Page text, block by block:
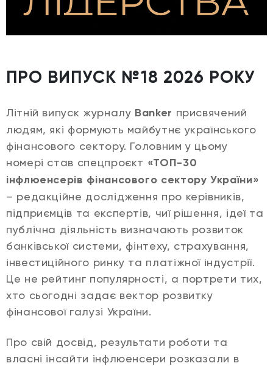
ПРО ВИПУСК №18 2026 РОКУ
Літній випуск журналу Banker присвячений
людям, які формують майбутнє українського
фінансового сектору. Головним у цьому
номері став спецпроєкт «ТОП-30
інфлюенсерів фінансового сектору України»
– редакційне дослідження про керівників,
підприємців та експертів, чиї рішення, ідеї та
публічна діяльність визначають розвиток
банківської системи, фінтеху, страхування,
інвестиційного ринку та платіжної індустрії.
Це не рейтинг популярності, а портрети тих,
хто сьогодні задає вектор розвитку
фінансової галузі України.
Про свій досвід, результати роботи та
власні інсайти інфлюенсери розказали в